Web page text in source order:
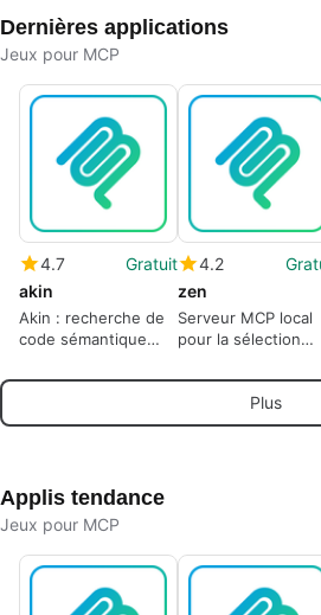
Dernières applications
Jeux pour MCP
4.7
Gratuit
akin
Akin : recherche de
code sémantique
assistants IA et les
4.2
zen
Serveur MCP local
pour la sélection
l'interpréteur
dans les flux de
travail d'IA
Plus
Applis tendance
Jeux pour MCP